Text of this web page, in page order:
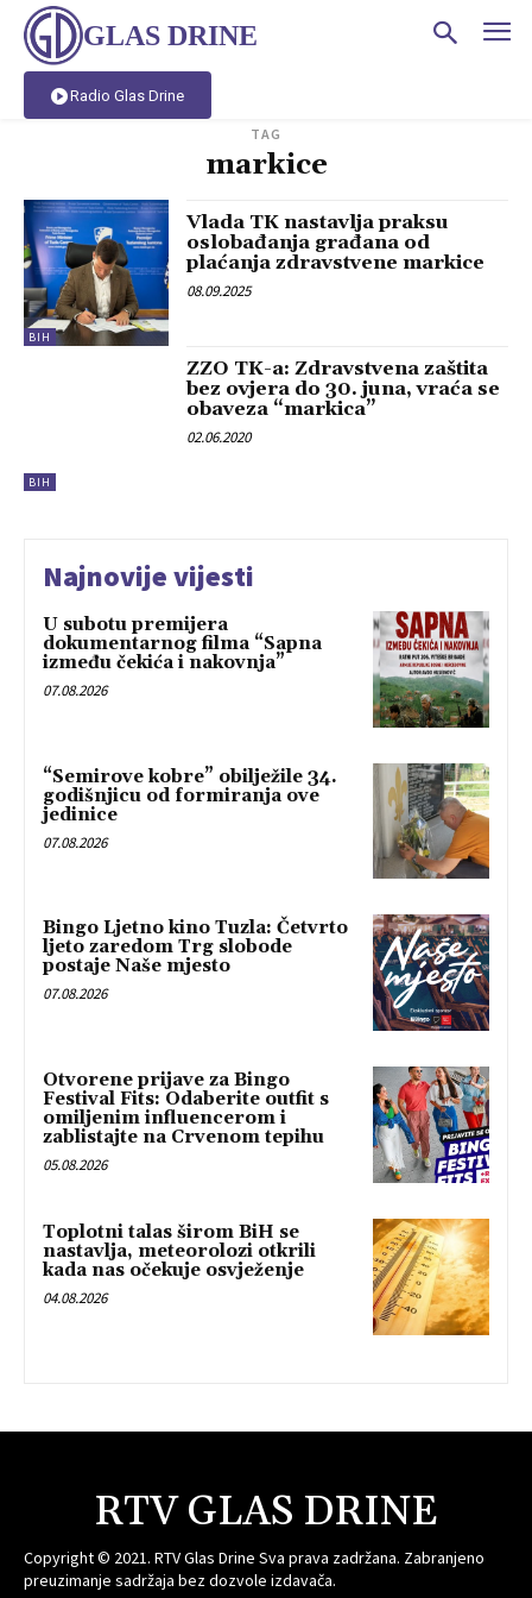
GLAS DRINE
Radio Glas Drine
TAG
markice
BIH
Vlada TK nastavlja praksu
oslobađanja građana od
plaćanja zdravstvene markice
08.09.2025
BIH
ZZO TK-a: Zdravstvena zaštita
bez ovjera do 30. juna, vraća se
obaveza “markica”
02.06.2020
Najnovije vijesti
U subotu premijera
dokumentarnog filma “Sapna
između čekića i nakovnja”
07.08.2026
“Semirove kobre” obilježile 34.
godišnjicu od formiranja ove
jedinice
07.08.2026
Bingo Ljetno kino Tuzla: Četvrto
ljeto zaredom Trg slobode
postaje Naše mjesto
07.08.2026
Otvorene prijave za Bingo
Festival Fits: Odaberite outfit s
omiljenim influencerom i
zablistajte na Crvenom tepihu
05.08.2026
Toplotni talas širom BiH se
nastavlja, meteorolozi otkrili
kada nas očekuje osvježenje
04.08.2026
RTV GLAS DRINE
Copyright © 2021. RTV Glas Drine Sva prava zadržana. Zabranjeno
preuzimanje sadržaja bez dozvole izdavača.